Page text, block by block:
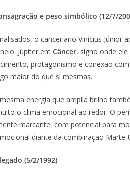
e peso simbólico (12/7/
o canceriano Vinícius
Júpiter em Câncer, signo onde
protagonismo e conexão
maior do que si mesmas.
energia que amplia brilho
o clima emocional ao redor. O
marcante, com potencial para
diante da combinação Marte-
(5/2/1992)